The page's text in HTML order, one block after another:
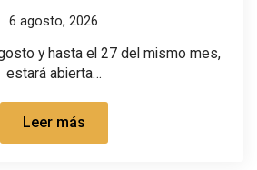
6 agosto, 2026
y hasta el 27 del mismo mes,
estará abierta…
Leer más